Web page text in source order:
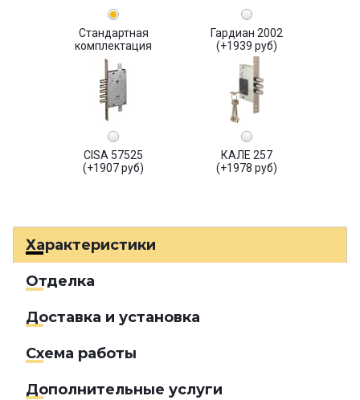
Стандартная
комплектация
Гардиан 2002
(+1939 руб)
CISA 57525
(+1907 руб)
КАЛЕ 257
(+1978 руб)
Характеристики
Отделка
Доставка и установка
Схема работы
Дополнительные услуги